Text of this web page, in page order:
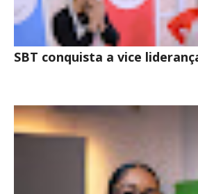
SBT conquista a vice